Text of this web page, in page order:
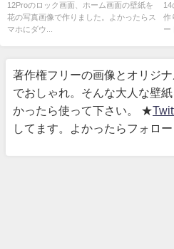
12Proのロック画面、ホーム画面の壁紙を
花の写真画像で作りました。よかったらス
マホにダウ...
14
作
ー
著作権フリーの画像とオリジ
でおしゃれ。そんな大人な壁
かったら使って下さい。 ★
してます。よかったらフォロー